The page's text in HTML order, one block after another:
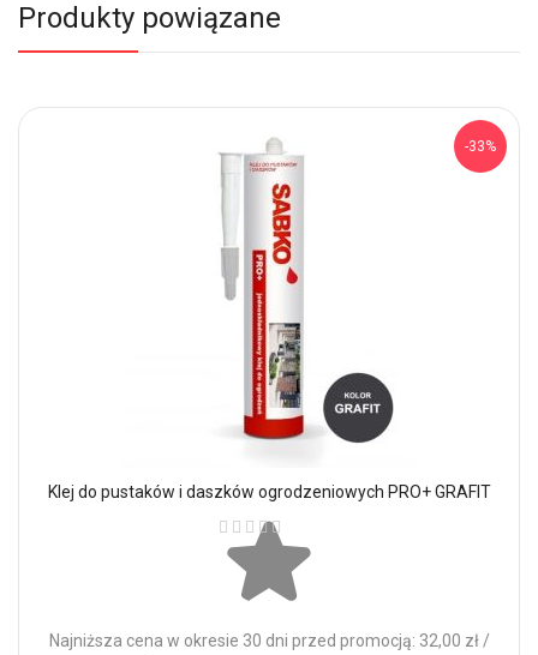
Produkty powiązane
-33%
Klej do pustaków i daszków ogrodzeniowych PRO+ GRAFIT
Ocena:
Najniższa cena w okresie 30 dni przed promocją: 32,00 zł /